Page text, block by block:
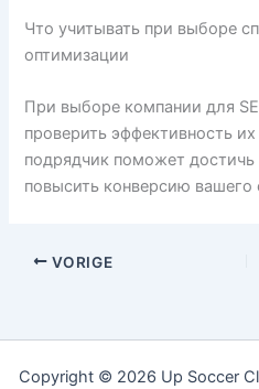
Что учитывать при выборе
оптимизации
При выборе компании для
проверить эффективность
подрядчик поможет достичь
повысить конверсию вашего
VORIGE
Copyright © 2026 Up Soccer